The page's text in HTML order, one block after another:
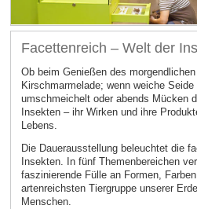
Facettenreich – Welt der
Ob beim Genießen des
Kirschmarmelade; wenn weiche Seide
umschmeichelt oder abends Mücken
Insekten – ihr Wirken und ihre
Lebens.
Die Dauerausstellung beleuchtet die
Insekten. In fünf Themenbereichen
faszinierende Fülle an Formen,
artenreichsten Tiergruppe unserer
Menschen.